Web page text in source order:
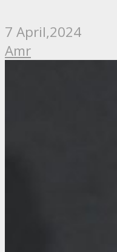
7 April,2024
Amr